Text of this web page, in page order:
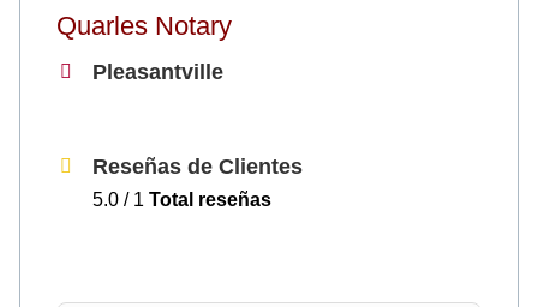
Quarles Notary
Pleasantville
Reseñas de Clientes
5.0 / 1 Total reseñas